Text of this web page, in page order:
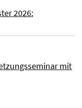
2026:
mit